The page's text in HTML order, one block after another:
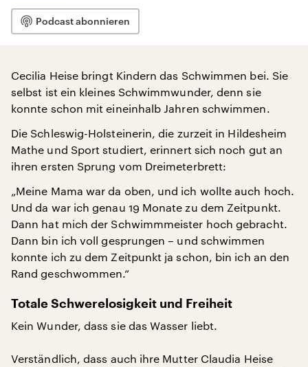
Podcast abonnieren
Cecilia Heise bringt Kindern das Schwimmen bei. Sie
selbst ist ein kleines Schwimmwunder, denn sie
konnte schon mit eineinhalb Jahren schwimmen.
Die Schleswig-Holsteinerin, die zurzeit in Hildesheim
Mathe und Sport studiert, erinnert sich noch gut an
ihren ersten Sprung vom Dreimeterbrett:
„Meine Mama war da oben, und ich wollte auch hoch.
Und da war ich genau 19 Monate zu dem Zeitpunkt.
Dann hat mich der Schwimmmeister hoch gebracht.
Dann bin ich voll gesprungen – und schwimmen
konnte ich zu dem Zeitpunkt ja schon, bin ich an den
Rand geschwommen.“
Totale Schwerelosigkeit und Freiheit
Kein Wunder, dass sie das Wasser liebt.
Verständlich, dass auch ihre Mutter Claudia Heise